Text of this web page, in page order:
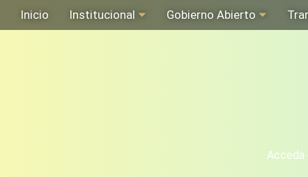
Inicio Institucional Gobierno Abierto
Acceda